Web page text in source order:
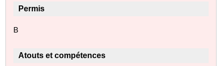
Permis
B
Atouts et compétences